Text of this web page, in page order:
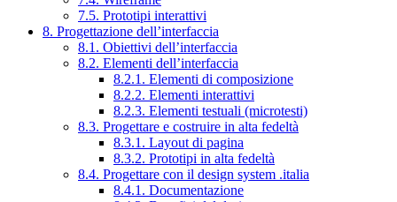
7.5. Prototipi interattivi
8. Progettazione dell’interfaccia
8.1. Obiettivi dell’interfaccia
8.2. Elementi dell’interfaccia
8.2.1. Elementi di composizione
8.2.2. Elementi interattivi
8.2.3. Elementi testuali (microtesti)
8.3. Progettare e costruire in alta fedeltà
8.3.1. Layout di pagina
8.3.2. Prototipi in alta fedeltà
8.4. Progettare con il design system .italia
8.4.1. Documentazione